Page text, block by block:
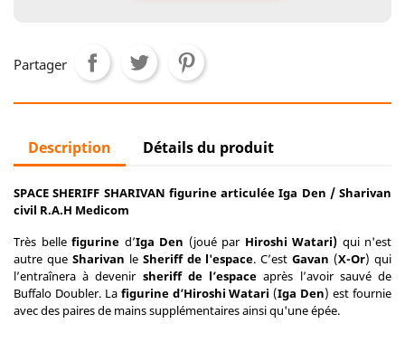
Partager
Description Détails du produit
SPACE SHERIFF SHARIVAN figurine articulée Iga Den / Sharivan
civil R.A.H Medicom
Très belle figurine d’Iga Den (joué par Hiroshi Watari) qui n'est
autre que Sharivan le Sheriff de l'espace. C’estGavan (X-Or) qui
l’entraînera à devenir sheriff de l’espace après l’avoir sauvé de
Buffalo Doubler. La figurine d’Hiroshi Watari (Iga Den) est fournie
avec des paires de mains supplémentaires ainsi qu'une épée.